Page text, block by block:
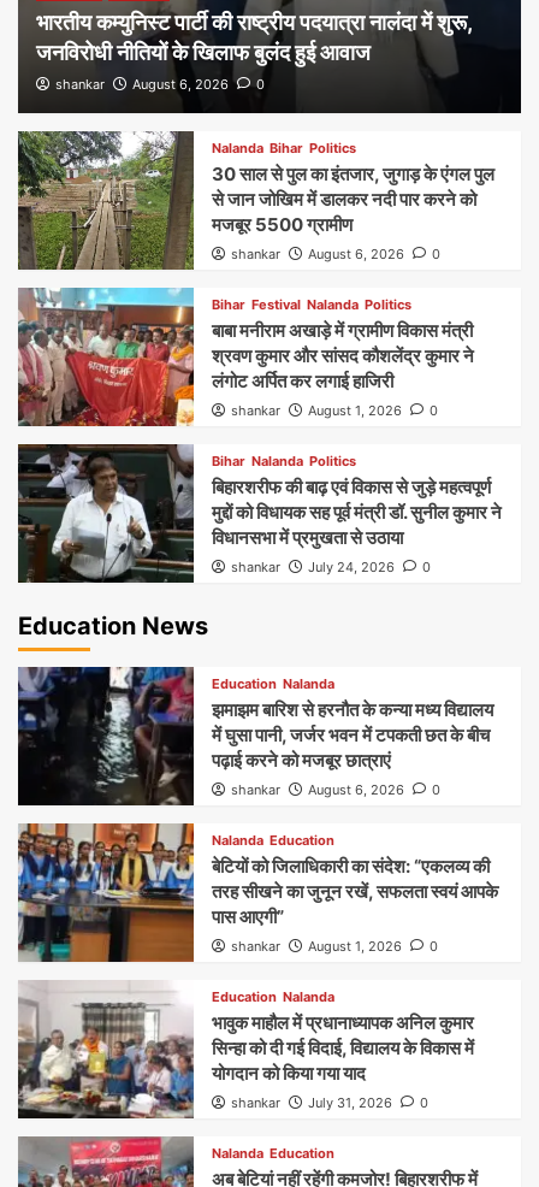
भारतीय कम्युनिस्ट पार्टी की राष्ट्रीय पदयात्रा नालंदा में शुरू,
जनविरोधी नीतियों के खिलाफ बुलंद हुई आवाज
shankar August 6, 2026 0
Nalanda Bihar Politics
30 साल से पुल का इंतजार, जुगाड़ के एंगल पुल
से जान जोखिम में डालकर नदी पार करने को
मजबूर 5500 ग्रामीण
shankar August 6, 2026 0
Bihar Festival Nalanda Politics
बाबा मनीराम अखाड़े में ग्रामीण विकास मंत्री
श्रवण कुमार और सांसद कौशलेंद्र कुमार ने
लंगोट अर्पित कर लगाई हाजिरी
shankar August 1, 2026 0
Bihar Nalanda Politics
बिहारशरीफ की बाढ़ एवं विकास से जुड़े महत्वपूर्ण
मुद्दों को विधायक सह पूर्व मंत्री डॉ. सुनील कुमार ने
विधानसभा में प्रमुखता से उठाया
shankar July 24, 2026 0
Education News
Education Nalanda
झमाझम बारिश से हरनौत के कन्या मध्य विद्यालय
में घुसा पानी, जर्जर भवन में टपकती छत के बीच
पढ़ाई करने को मजबूर छात्राएं
shankar August 6, 2026 0
Nalanda Education
बेटियों को जिलाधिकारी का संदेश: “एकलव्य की
तरह सीखने का जुनून रखें, सफलता स्वयं आपके
पास आएगी”
shankar August 1, 2026 0
Education Nalanda
भावुक माहौल में प्रधानाध्यापक अनिल कुमार
सिन्हा को दी गई विदाई, विद्यालय के विकास में
योगदान को किया गया याद
shankar July 31, 2026 0
Nalanda Education
अब बेटियां नहीं रहेंगी कमजोर! बिहारशरीफ में